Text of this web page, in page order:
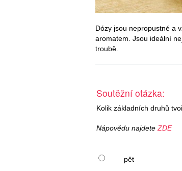
Dózy jsou nepropustné a
aromatem. Jsou ideální
troubě.
Soutěžní otázka:
Kolik základních druhů
Nápovědu najdeteZDE
pět